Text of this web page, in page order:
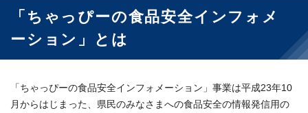
「ちゃっぴーの食品安全インフォメ
ーション」とは
「ちゃっぴーの食品安全インフォメーション」事業は平成23年10
月からはじまった、県民のみなさまへの食品安全の情報発信用の